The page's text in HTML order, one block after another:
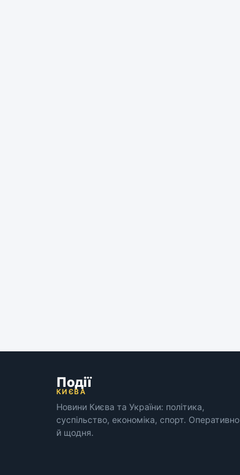
Події
КИЄВА
Новини Києва та України: політика,
суспільство, економіка, спорт. Оперативно
й щодня.